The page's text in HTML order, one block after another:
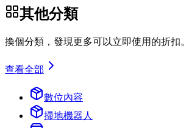
其他分類
換個分類，發現更多可以立即使用的折扣。
查看全部
數位內容
掃地機器人